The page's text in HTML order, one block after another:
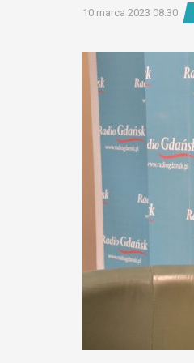
10 marca 2023 08:30